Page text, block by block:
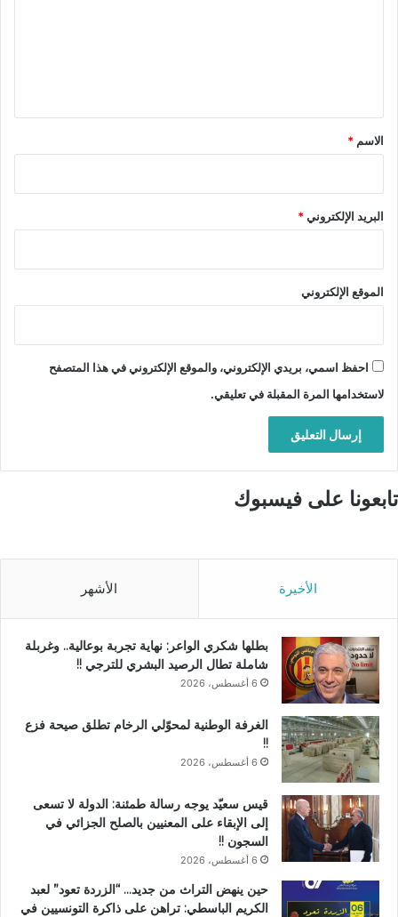
*
الاسم *
البريد الإلكتروني*
الموقع الإلكتروني
احفظ اسمي، بريدي الإلكتروني، والموقع الإلكتروني في هذا المتصفح
لاستخدامها المرة المقبلة في تعليقي.
تابعونا على فيسبوك
الأخيرة الأشهر
بطلها شكري الواعر: نهاية تجربة بوعالية.. وغربلة
شاملة تطال الرصيد البشري للترجي !!
6 أغسطس، 2026
الغرفة الوطنية لمحوّلي الرخام تطلق صيحة فزع
!!
6 أغسطس، 2026
قيس سعيّد يوجه رسالة طمئنة: الدولة لا تسعى
إلى الإبقاء على المعنيين بالصلح الجزائي في
السجون !!
6 أغسطس، 2026
حين ينهض التراث من جديد… “الزردة تعود” لعبد
الكريم الباسطي: تراهن على ذاكرة التونسيين في